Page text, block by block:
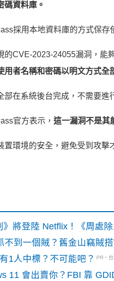
碼資料庫。
採用本地資料庫的方式保存
的CVE-2023-24055漏洞，能
用者名稱和密碼以明文方式全
部在系統後台完成，不需要進
官方表示， 這一漏洞不是其
置環境的安全，避免受到攻擊
》將登陸 Netflix！《周處
不到一個賊？舊金山竊賊
1人中標？不可能吧？
PR・
11 會出賣你？FBI 靠